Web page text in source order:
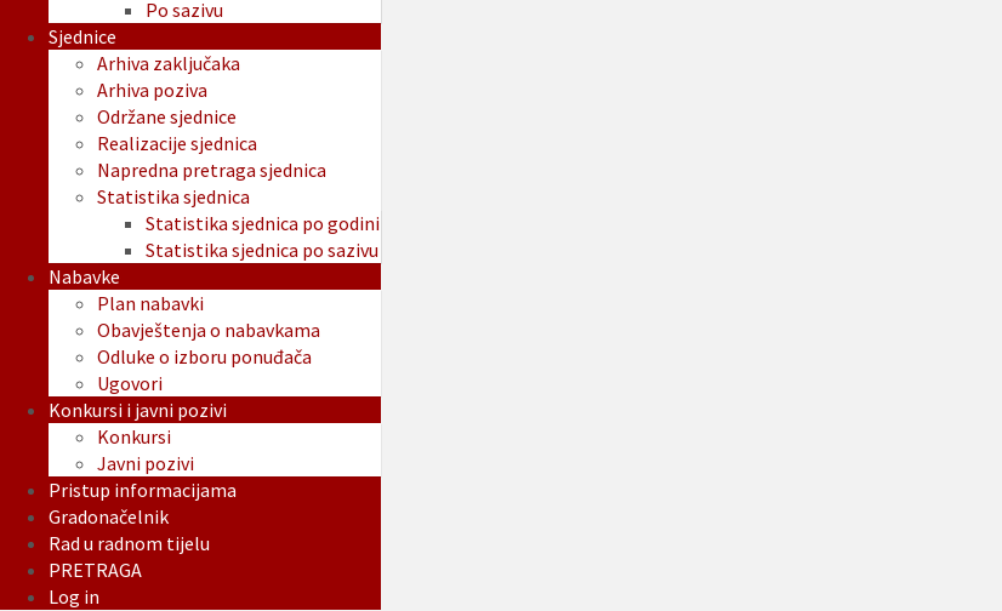
Po sazivu
Sjednice
Arhiva zaključaka
Arhiva poziva
Održane sjednice
Realizacije sjednica
Napredna pretraga sjednica
Statistika sjednica
Statistika sjednica po godini
Statistika sjednica po sazivu
Nabavke
Plan nabavki
Obavještenja o nabavkama
Odluke o izboru ponuđača
Ugovori
Konkursi i javni pozivi
Konkursi
Javni pozivi
Pristup informacijama
Gradonačelnik
Rad u radnom tijelu
PRETRAGA
Log in